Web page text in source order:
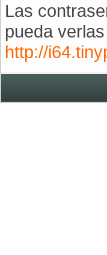
Las
pueda verlas
http://